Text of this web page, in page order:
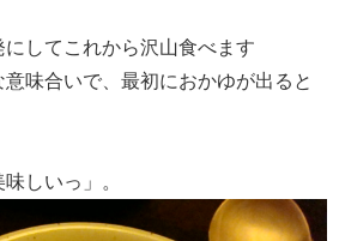
してこれから沢山食べます
味合いで、最初におかゆが出ると
しいっ」。